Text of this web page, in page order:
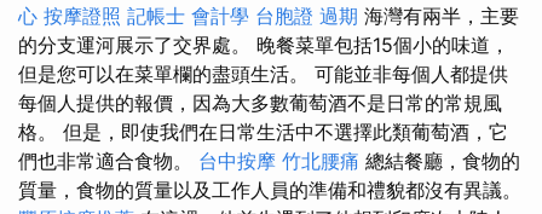
心 按摩證照 記帳士 會計學 台胞證 過期 海灣有兩半，主要
的分支運河展示了交界處。 晚餐菜單包括15個小的味道，
但是您可以在菜單欄的盡頭生活。 可能並非每個人都提供
每個人提供的報價，因為大多數葡萄酒不是日常的常規風
格。 但是，即使我們在日常生活中不選擇此類葡萄酒，它
們也非常適合食物。 台中按摩 竹北腰痛 總結餐廳，食物的
質量，食物的質量以及工作人員的準備和禮貌都沒有異議。